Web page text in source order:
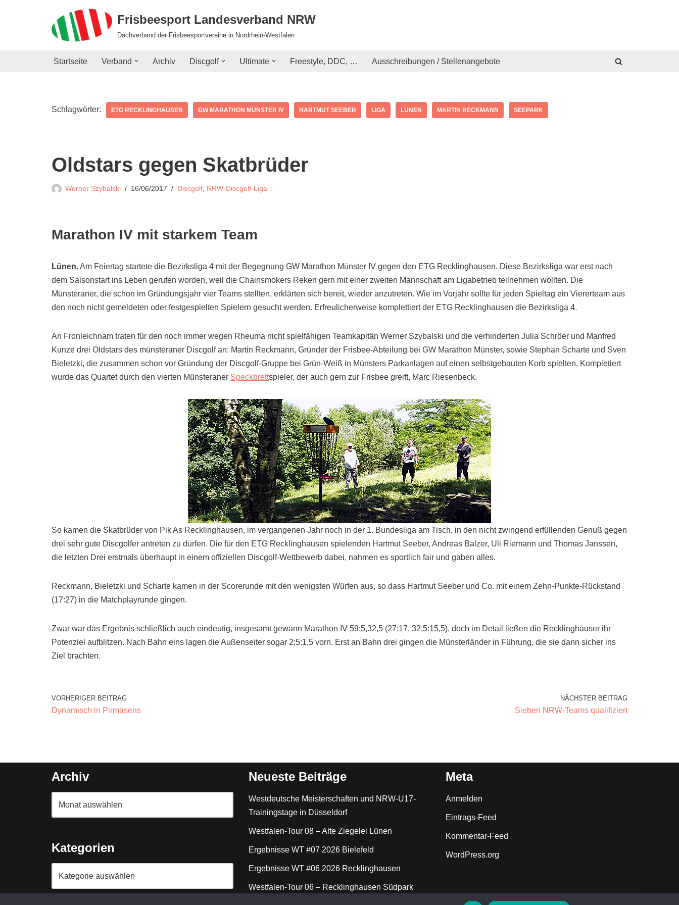
Frisbeesport Landesverband NRW
Dachverband der Frisbeesportvereine in Nordrhein-Westfalen
Startseite Verband Archiv Discgolf Ultimate Freestyle, DDC, … Ausschreibungen / Stellenangebote
Schlagwörter: ETG RECKLINGHAUSEN GW MARATHON MÜNSTER IV HARTMUT SEEBER LIGA LÜNEN MARTIN RECKMANN SEEPARK
Oldstars gegen Skatbrüder
Werner Szybalski 16/06/2017 Discgolf, NRW-Discgolf-Liga
Marathon IV mit starkem Team
Lünen.Am Feiertag startete die Bezirksliga 4 mit der Begegnung GW Marathon Münster IV gegen den ETG Recklinghausen. Diese Bezirksliga war erst nach
dem Saisonstart ins Leben gerufen worden, weil die Chainsmokers Reken gern mit einer zweiten Mannschaft am Ligabetrieb teilnehmen wollten. Die
Münsteraner, die schon im Gründungsjahr vier Teams stellten, erklärten sich bereit, wieder anzutreten. Wie im Vorjahr sollte für jeden Spieltag ein Viererteam aus
den noch nicht gemeldeten oder festgespielten Spielern gesucht werden. Erfreulicherweise komplettiert der ETG Recklinghausen die Bezirksliga 4.
An Fronleichnam traten für den noch immer wegen Rheuma nicht spielfähigen Teamkapitän Werner Szybalski und die verhinderten Julia Schröer und Manfred
Kunze drei Oldstars des münsteraner Discgolf an: Martin Reckmann, Gründer der Frisbee-Abteilung bei GW Marathon Münster, sowie Stephan Scharte und Sven
Bieletzki, die zusammen schon vor Gründung der Discgolf-Gruppe bei Grün-Weiß in Münsters Parkanlagen auf einen selbstgebauten Korb spielten. Kompletiert
wurde das Quartet durch den vierten Münsteraner Speckbrettspieler, der auch gern zur Frisbee greift, Marc Riesenbeck.
So kamen die Skatbrüder von Pik As Recklinghausen, im vergangenen Jahr noch in der 1. Bundesliga am Tisch, in den nicht zwingend erfüllenden Genuß gegen
drei sehr gute Discgolfer antreten zu dürfen. Die für den ETG Recklinghausen spielenden Hartmut Seeber, Andreas Balzer, Uli Riemann und Thomas Janssen,
die letzten Drei erstmals überhaupt in einem offiziellen Discgolf-Wettbewerb dabei, nahmen es sportlich fair und gaben alles.
Reckmann, Bieletzki und Scharte kamen in der Scorerunde mit den wenigsten Würfen aus, so dass Hartmut Seeber und Co. mit einem Zehn-Punkte-Rückstand
(17:27) in die Matchplayrunde gingen.
Zwar war das Ergebnis schließlich auch eindeutig, insgesamt gewann Marathon IV 59:5,32,5 (27:17, 32,5:15,5), doch im Detail ließen die Recklinghäuser ihr
Potenziel aufblitzen. Nach Bahn eins lagen die Außenseiter sogar 2;5:1,5 vorn. Erst an Bahn drei gingen die Münsterländer in Führung, die sie dann sicher ins
Ziel brachten.
VORHERIGER BEITRAG
Dynamisch in Pirmasens
NÄCHSTER BEITRAG
Sieben NRW-Teams qualifiziert
Archiv
Kategorien
Neueste Beiträge
Westdeutsche Meisterschaften und NRW-U17-
Trainingstage in Düsseldorf
Westfalen-Tour 08 – Alte Ziegelei Lünen
Ergebnisse WT #07 2026 Bielefeld
Ergebnisse WT #06 2026 Recklinghausen
Westfalen-Tour 06 – Recklinghausen Südpark
Meta
Anmelden
Eintrags-Feed
Kommentar-Feed
WordPress.org